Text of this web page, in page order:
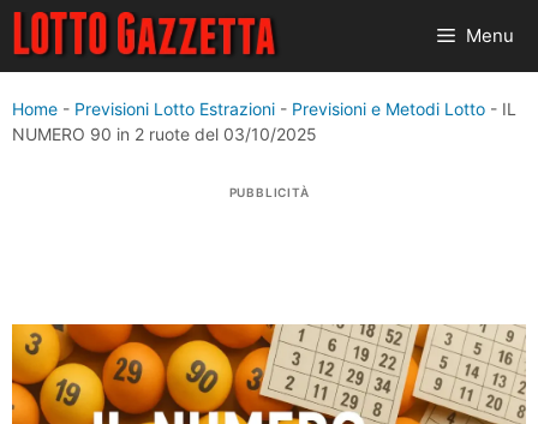
Vai
contenuto
Menu
Home - Previsioni Lotto Estrazioni - Previsioni e Metodi Lotto - IL
NUMERO 90 in 2 ruote del 03/10/2025
PUBBLICITÀ